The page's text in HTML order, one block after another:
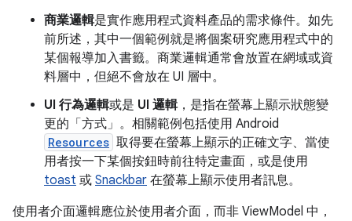
商業邏輯是實作應用程式資料產品的需求條件。如先
前所述，其中一個範例就是將個案研究應用程式中的
某個報導加入書籤。商業邏輯通常會放置在網域或資
料層中，但絕不會放在 UI 層中。
UI 行為邏輯或是 UI 邏輯，是指在螢幕上顯示狀態變
更的「方式」 。相關範例包括使用 Android
Resources 取得要在螢幕上顯示的正確文字、當使
用者按一下某個按鈕時前往特定畫面，或是使用
toast 或 Snackbar 在螢幕上顯示使用者訊息。
使用者介面邏輯應位於使用者介面，而非 ViewModel 中，